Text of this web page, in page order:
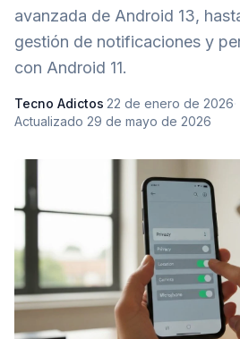
avanzada de Android 13,
gestión de notificaciones y
con Android 11.
Tecno Adictos·22 de enero de 2026·
Actualizado 29 de mayo de 2026